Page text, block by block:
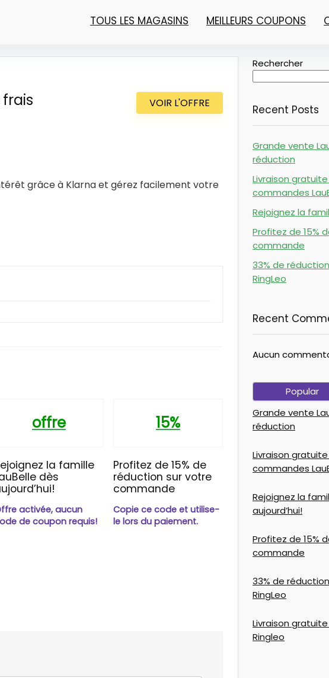
TOUS LES MAGASINS MEILLEURS COUPONS
frais VOIR L'OFFRE
grâce à Klarna et gérez facilement votre
offre
la famille
dès
activée, aucun
de coupon requis!
15%
Profitez de 15% de
réduction sur votre
commande
Copie ce code et utilise-
le lors du paiement.
Rechercher
Recent Posts
Grande vente
réduction
Livraison
commandes
Rejoignez la
Profitez de 15%
commande
33% de
RingLeo
Recent
Aucun
Popular
Grande vente
réduction
Livraison
commandes
Rejoignez la
aujourd’hui!
Profitez de 15%
commande
33% de
RingLeo
Livraison
Ringleo